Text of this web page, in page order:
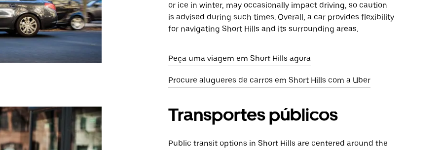
or ice in winter, may occasionally impact driving, so caution
is advised during such times. Overall, a car provides flexibility
for navigating Short Hills and its surrounding areas.
Peça uma viagem em Short Hills agora
Procure alugueres de carros em Short Hills com a Uber
Transportes públicos
Public transit options in Short Hills are centered around the